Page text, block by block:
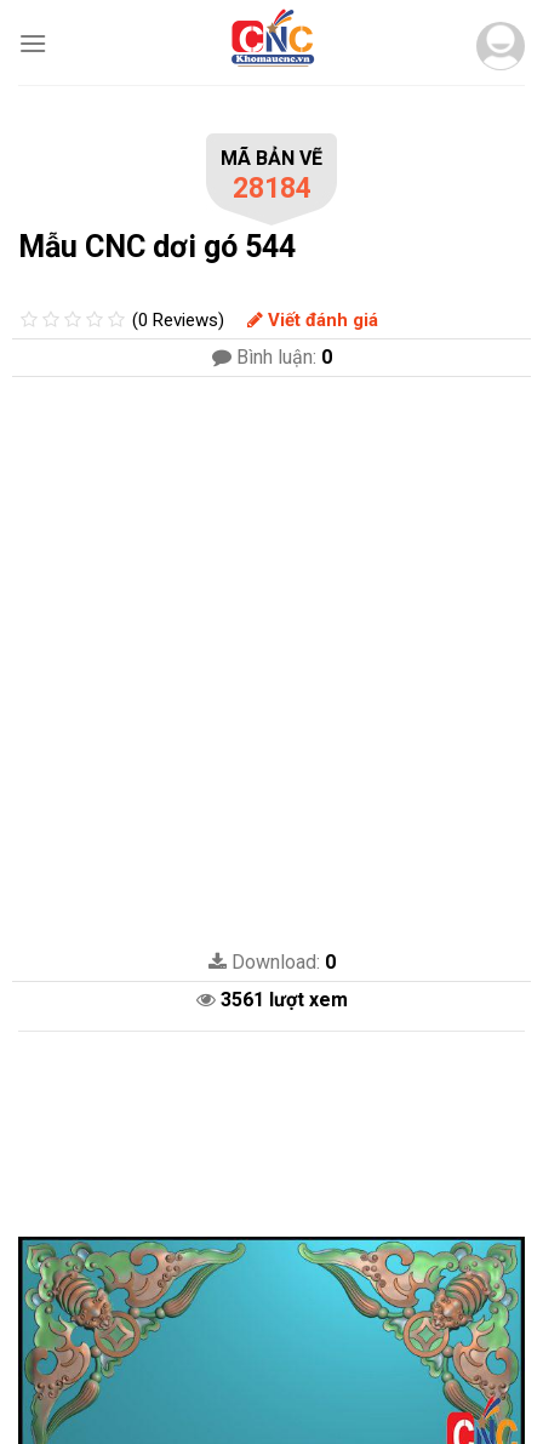
MÃ BẢN VẼ
28184
Mẫu CNC dơi gó 544
(0 Reviews) Viết đánh giá
Bình luận: 0
Download: 0
3561 lượt xem